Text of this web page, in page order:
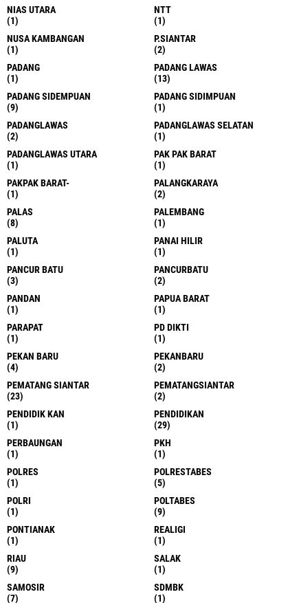
NIAS UTARA
(1)
NTT
(1)
NUSA KAMBANGAN
(1)
P.SIANTAR
(2)
PADANG
(1)
PADANG LAWAS
(13)
PADANG SIDEMPUAN
(9)
PADANG SIDIMPUAN
(1)
PADANGLAWAS
(2)
PADANGLAWAS SELATAN
(1)
PADANGLAWAS UTARA
(1)
PAK PAK BARAT
(1)
PAKPAK BARAT-
(1)
PALANGKARAYA
(2)
PALAS
(8)
PALEMBANG
(1)
PALUTA
(1)
PANAI HILIR
(1)
PANCUR BATU
(3)
PANCURBATU
(2)
PANDAN
(1)
PAPUA BARAT
(1)
PARAPAT
(1)
PD DIKTI
(1)
PEKAN BARU
(4)
PEKANBARU
(2)
PEMATANG SIANTAR
(23)
PEMATANGSIANTAR
(2)
PENDIDIK KAN
(1)
PENDIDIKAN
(29)
PERBAUNGAN
(1)
PKH
(1)
POLRES
(1)
POLRESTABES
(5)
POLRI
(1)
POLTABES
(9)
PONTIANAK
(1)
REALIGI
(1)
RIAU
(9)
SALAK
(1)
SAMOSIR
(7)
SDMBK
(1)